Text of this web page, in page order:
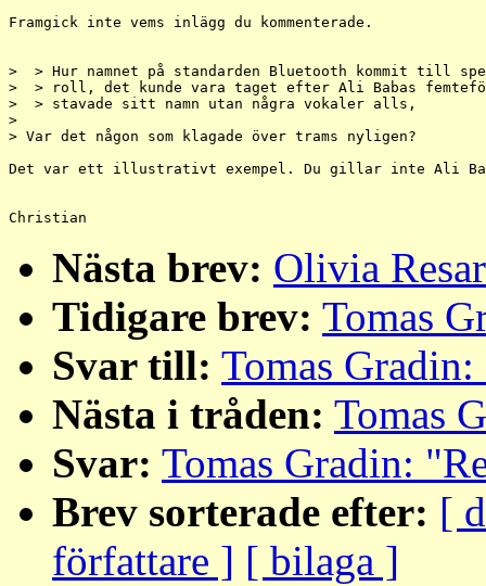
Framgick inte vems inlägg du kommenterade.
>  > Hur namnet på standarden Bluetooth kommit till
>  > roll, det kunde vara taget efter Ali Babas
>  > stavade sitt namn utan några vokaler alls,
>
> Var det någon som klagade över trams nyligen?
Det var ett illustrativt exempel. Du gillar inte Ali
Nästa brev: Olivia
Tidigare brev: Tomas
Svar till: Tomas
Nästa i tråden: Tomas
Svar: Tomas Gradin:
Brev sorterade efter: [
författare ] [ bilaga ]